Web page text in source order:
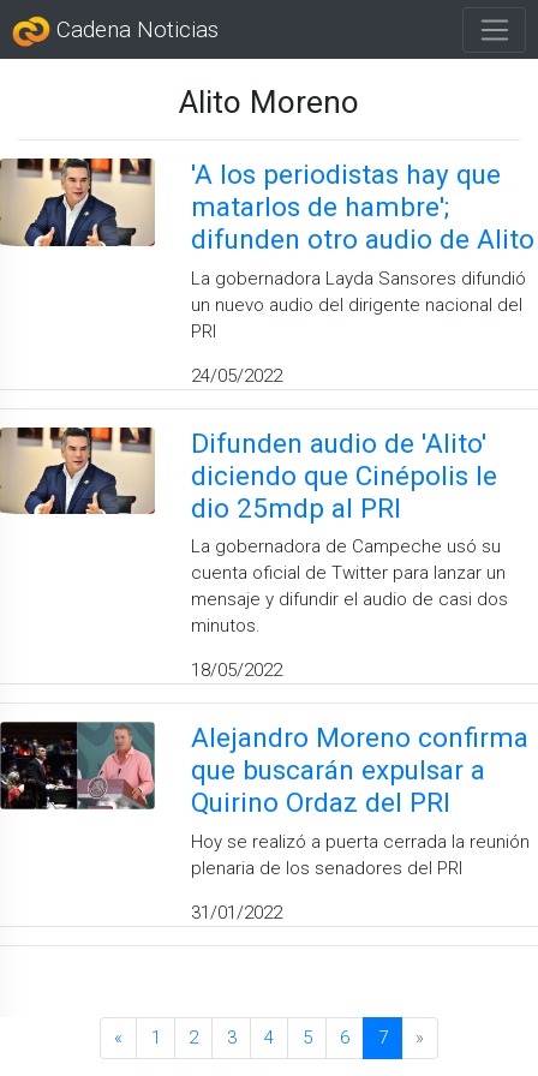
Cadena Noticias
Alito Moreno
'A los periodistas hay que
matarlos de hambre';
difunden otro audio de Alito
La gobernadora Layda Sansores difundió
un nuevo audio del dirigente nacional del
PRI
24/05/2022
Difunden audio de 'Alito'
diciendo que Cinépolis le
dio 25mdp al PRI
La gobernadora de Campeche usó su
cuenta oficial de Twitter para lanzar un
mensaje y difundir el audio de casi dos
minutos.
18/05/2022
Alejandro Moreno confirma
que buscarán expulsar a
Quirino Ordaz del PRI
Hoy se realizó a puerta cerrada la reunión
plenaria de los senadores del PRI
31/01/2022
« 1 2 3 4 5 6 7 »